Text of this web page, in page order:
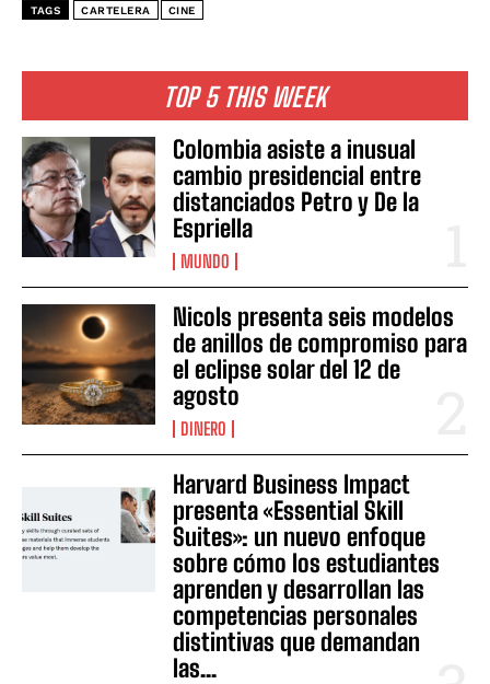
TOP 5 THIS WEEK
Colombia asiste a inusual
cambio presidencial entre
distanciados Petro y De la
Espriella
MUNDO
Nicols presenta seis modelos
de anillos de compromiso para
el eclipse solar del 12 de
agosto
DINERO
Harvard Business Impact
presenta «Essential Skill
Suites»: un nuevo enfoque
sobre cómo los estudiantes
aprenden y desarrollan las
competencias personales
distintivas que demandan
las...
TAGS CARTELERA CINE